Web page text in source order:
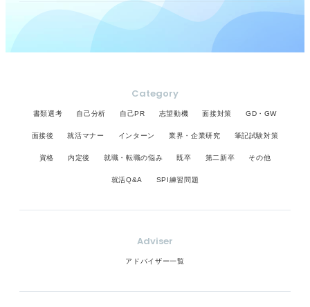
Category
書類選考 自己分析 自己PR 志望動機 面接対策 GD・GW
面接後 就活マナー インターン 業界・企業研究 筆記試験対策
資格 内定後 就職・転職の悩み 既卒 第二新卒 その他
就活Q&A SPI練習問題
Adviser
アドバイザー一覧